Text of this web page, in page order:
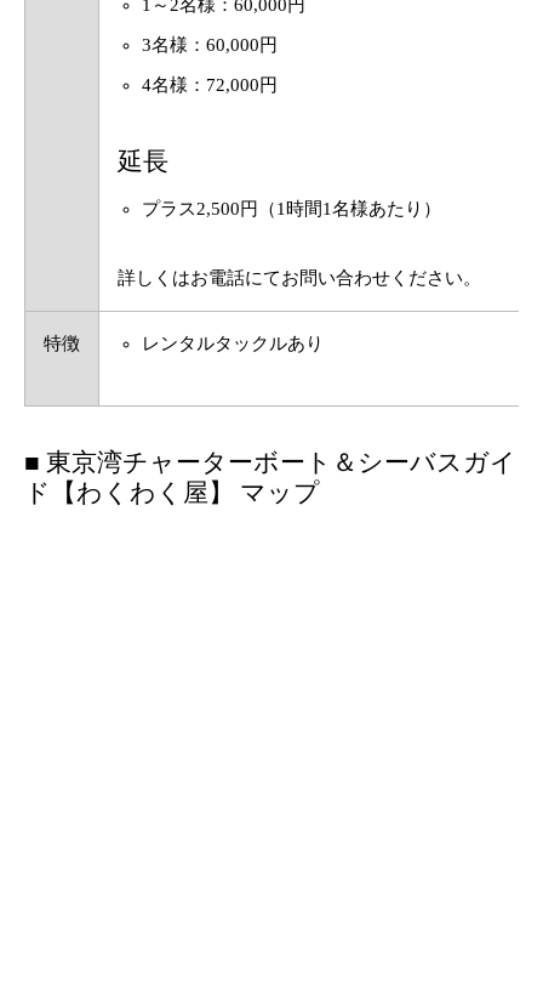
1～2名様：60,000円
3名様：60,000円
4名様：72,000円
延長
プラス2,500円（1時間1名様あたり）
詳しくはお電話にてお問い合わせください。
特徴 レンタルタックルあり
■ 東京湾チャーターボート＆シーバスガイ
ド【わくわく屋】 マップ